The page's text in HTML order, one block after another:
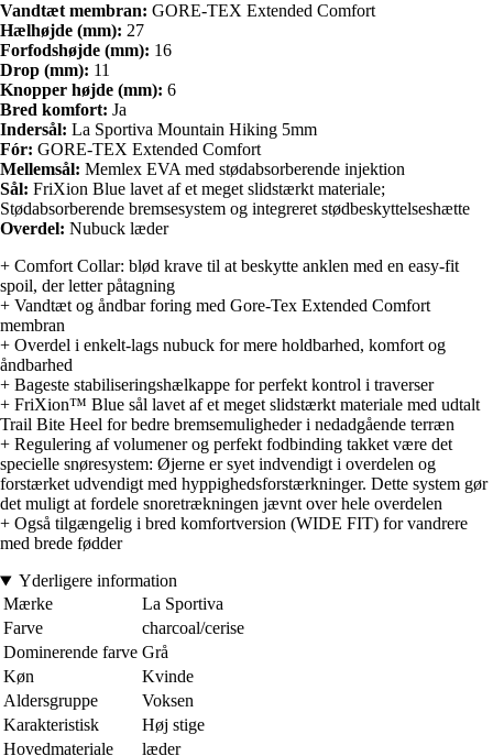
Vandtæt membran: GORE-TEX Extended Comfort
Hælhøjde (mm): 27
Forfodshøjde (mm): 16
Drop (mm): 11
Knopper højde (mm): 6
Bred komfort: Ja
Indersål: La Sportiva Mountain Hiking 5mm
Fór: GORE-TEX Extended Comfort
Mellemsål: Memlex EVA med stødabsorberende injektion
Sål: FriXion Blue lavet af et meget slidstærkt materiale;
Stødabsorberende bremsesystem og integreret stødbeskyttelseshætte
Overdel: Nubuck læder
+ Comfort Collar: blød krave til at beskytte anklen med en easy-fit
spoil, der letter påtagning
+ Vandtæt og åndbar foring med Gore-Tex Extended Comfort
membran
+ Overdel i enkelt-lags nubuck for mere holdbarhed, komfort og
åndbarhed
+ Bageste stabiliseringshælkappe for perfekt kontrol i traverser
+ FriXion™ Blue sål lavet af et meget slidstærkt materiale med udtalt
Trail Bite Heel for bedre bremsemuligheder i nedadgående terræn
+ Regulering af volumener og perfekt fodbinding takket være det
specielle snøresystem: Øjerne er syet indvendigt i overdelen og
forstærket udvendigt med hyppighedsforstærkninger. Dette system gør
det muligt at fordele snoretrækningen jævnt over hele overdelen
+ Også tilgængelig i bred komfortversion (WIDE FIT) for vandrere
med brede fødder
Yderligere information
Mærke
La Sportiva
Farve
charcoal/cerise
Dominerende farve Grå
Køn
Kvinde
Aldersgruppe
Voksen
Karakteristisk
Høj stige
Hovedmateriale
læder